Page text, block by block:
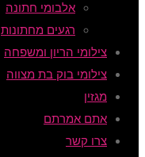
אלבומי חתונה
רגעים מחתונות
צילומי הריון ומשפחה
צילומי בוק בת מצווה
מגזין
אתם אמרתם
צרו קשר